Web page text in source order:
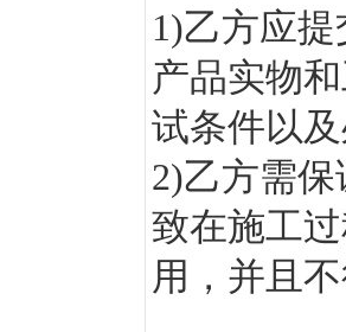
1)乙方应
产品实物
试条件以
2)乙方需
致在施工
用，并且